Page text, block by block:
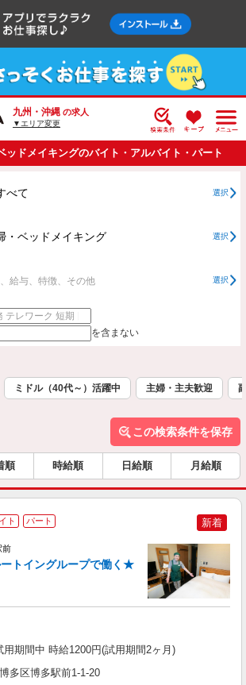
九州・沖縄 の求人
▼エリア変更
ッドメイキングのバイト・アルバイト・パート
の求人情報一覧
べて 選択
・ベッドメイキング 選択
給与、特徴、その他 選択
を含まない
ミドル（40代～）活躍中 主婦・主夫歓迎
この検索条件を保存
順 時給順 日給順 月給順
ト パート 新着
前
トイングループで働く★
用期間中 時給1200円(試用期間2ヶ月)
多区博多駅前1-1-20